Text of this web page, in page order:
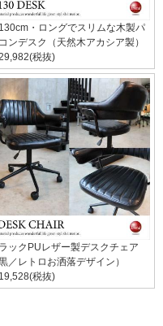
・ロングでスリムな木製パ
ンデスク（天然木アカシア製）
税抜)
ックPUレザー製デスクチェア
黒／レトロお洒落デザイン）
税抜)